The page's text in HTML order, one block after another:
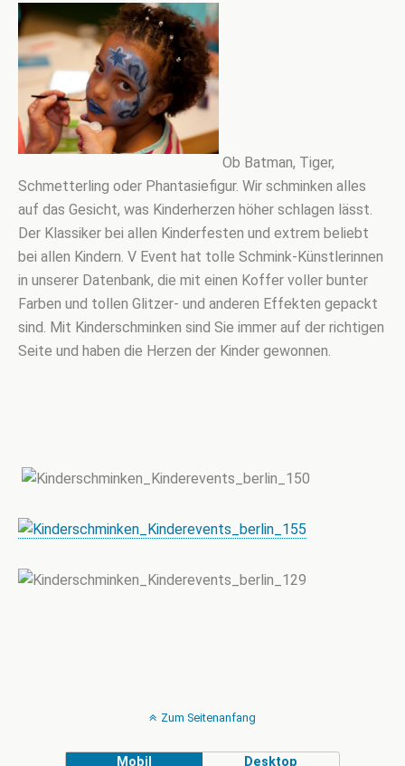
Ob Batman, Tiger,
Schmetterling oder Phantasiefigur. Wir schminken alles
auf das Gesicht, was Kinderherzen höher schlagen lässt.
Der Klassiker bei allen Kinderfesten und extrem beliebt
bei allen Kindern. V Event hat tolle Schmink-Künstlerinnen
in unserer Datenbank, die mit einen Koffer voller bunter
Farben und tollen Glitzer- und anderen Effekten gepackt
sind. Mit Kinderschminken sind Sie immer auf der richtigen
Seite und haben die Herzen der Kinder gewonnen.
Zum Seitenanfang
Mobil Desktop